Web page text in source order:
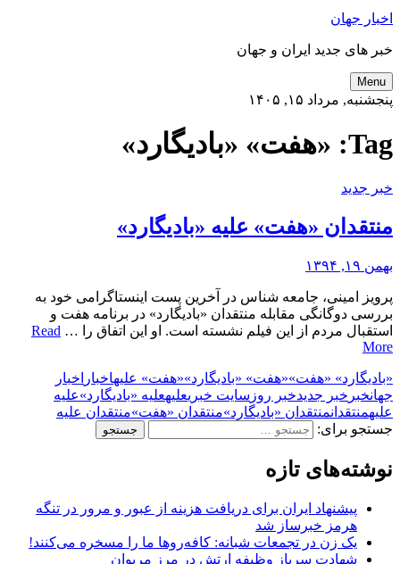
اخبار جهان
خبر های جدید ایران و جهان
Menu
پنجشنبه, مرداد ۱۵, ۱۴۰۵
Tag: «هفت» «بادیگارد»
خبر جدید
منتقدان «هفت» علیه «بادیگارد»
بهمن ۱۹, ۱۳۹۴
پرویز امینی، جامعه شناس در آخرین پست اینستاگرامی خود به
بررسی دوگانگی مقابله منتقدان «بادیگارد» در برنامه هفت و
استقبال مردم از این فیلم نشسته است. او این اتفاق را … Read
More
«بادیگارد» «هفت»«هفت» «بادیگارد»«هفت» علیهاخبار اخبار
جهانخبر خبر جدیدخبر روز سایت خبریعلیهعلیه «بادیگارد»علیه
علیهمنتقدانمنتقدان «بادیگارد»منتقدان «هفت»منتقدان علیه
جستجو برای:
نوشته‌های تازه
پیشنهاد ایران برای دریافت هزینه از عبور و مرور در تنگه
هرمز خبرساز شد
یک زن در تجمعات شبانه: کافه‌روها ما را مسخره می‌کنند!
شهادت سرباز وظیفه ارتش در مرز مریوان